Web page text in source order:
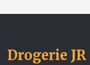
Drogerie